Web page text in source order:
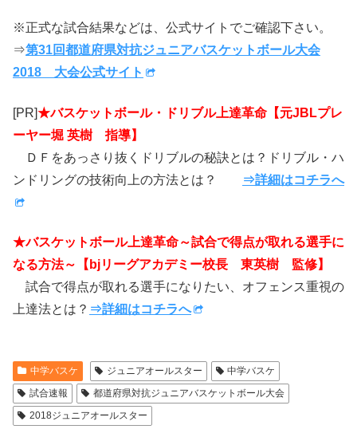
※正式な試合結果などは、公式サイトでご確認下さい。
⇒第31回都道府県対抗ジュニアバスケットボール大会
2018 大会公式サイト
[PR]★バスケットボール・ドリブル上達革命【元JBLプレ
ーヤー堀 英樹 指導】
ＤＦをあっさり抜くドリブルの秘訣とは？ドリブル・ハ
ンドリングの技術向上の方法とは？
⇒詳細はコチラへ
★バスケットボール上達革命～試合で得点が取れる選手に
なる方法～【bjリーグアカデミー校長 東英樹 監修】
試合で得点が取れる選手になりたい、オフェンス重視の
上達法とは？ ⇒詳細はコチラへ
中学バスケ ジュニアオールスター
中学バスケ
試合速報
都道府県対抗ジュニアバスケットボール大会
2018ジュニアオールスター